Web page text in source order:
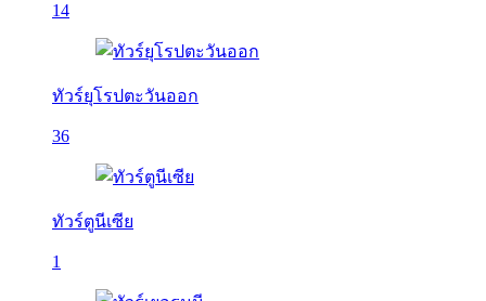
14
ทัวร์ยุโรปตะวันออก
36
ทัวร์ตูนีเซีย
1